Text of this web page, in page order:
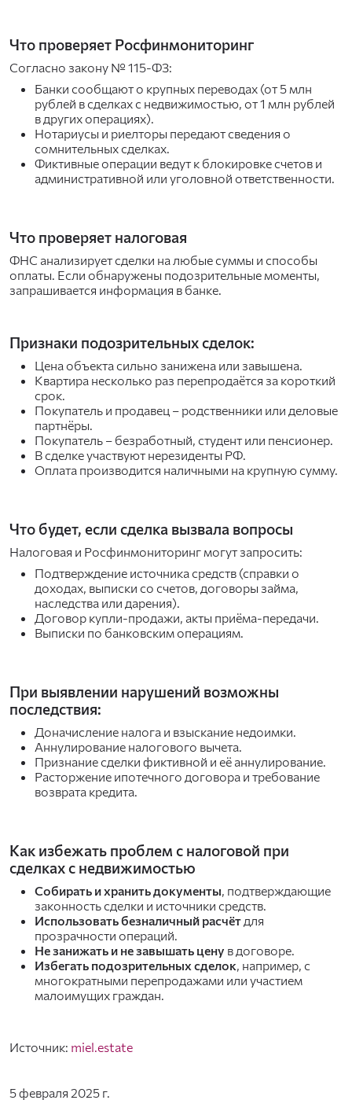
Что проверяет Росфинмониторинг
Согласно закону № 115-ФЗ:
Банки сообщают о крупных переводах (от 5 млн
рублей в сделках с недвижимостью, от 1 млн рублей
в других операциях).
Нотариусы и риелторы передают сведения о
сомнительных сделках.
Фиктивные операции ведут к блокировке счетов и
административной или уголовной ответственности.
Что проверяет налоговая
ФНС анализирует сделки на любые суммы и способы
оплаты. Если обнаружены подозрительные моменты,
запрашивается информация в банке.
Признаки подозрительных сделок:
Цена объекта сильно занижена или завышена.
Квартира несколько раз перепродаётся за короткий
срок.
Покупатель и продавец – родственники или деловые
партнёры.
Покупатель – безработный, студент или пенсионер.
В сделке участвуют нерезиденты РФ.
Оплата производится наличными на крупную сумму.
Что будет, если сделка вызвала вопросы
Налоговая и Росфинмониторинг могут запросить:
Подтверждение источника средств (справки о
доходах, выписки со счетов, договоры займа,
наследства или дарения).
Договор купли-продажи, акты приёма-передачи.
Выписки по банковским операциям.
При выявлении нарушений возможны
последствия:
Доначисление налога и взыскание недоимки.
Аннулирование налогового вычета.
Признание сделки фиктивной и её аннулирование.
Расторжение ипотечного договора и требование
возврата кредита.
Как избежать проблем с налоговой при
сделках с недвижимостью
Собирать и хранить документы, подтверждающие
законность сделки и источники средств.
Использовать безналичный расчёт для
прозрачности операций.
Не занижать и не завышать цену в договоре.
Избегать подозрительных сделок, например, с
многократными перепродажами или участием
малоимущих граждан.
Источник: miel.estate
5 февраля 2025 г.